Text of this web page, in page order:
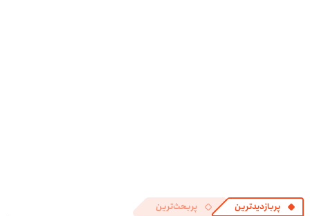
پربازدیدترین پربحث‌ترین